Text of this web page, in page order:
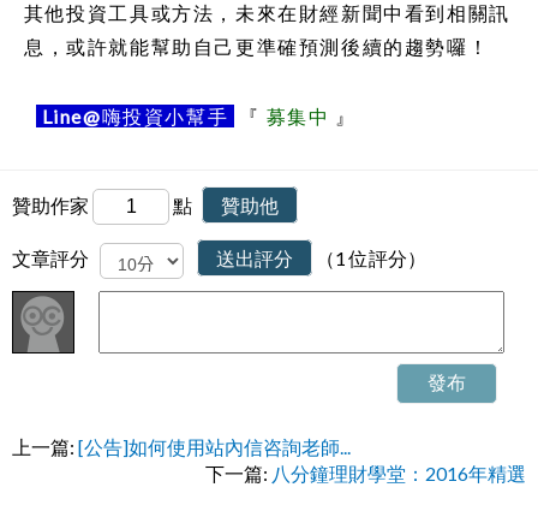
其他投資工具或方法，未來在財經新聞中看到相關訊
息，或許就能幫助自己更準確預測後續的趨勢囉！
Line@嗨投資小幫手 『 募集中 』
贊助作家 點 贊助他
文章評分 送出評分 （1 位評分）
發布
上一篇: [公告]如何使用站內信咨詢老師...
下一篇: 八分鐘理財學堂：2016年精選